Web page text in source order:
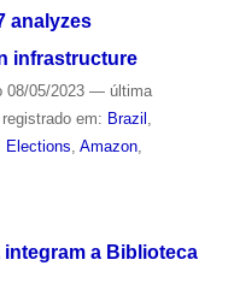
analyzes
infrastructure
08/05/2023 — última
em: Brazil
Elections Amazon,
a Biblioteca